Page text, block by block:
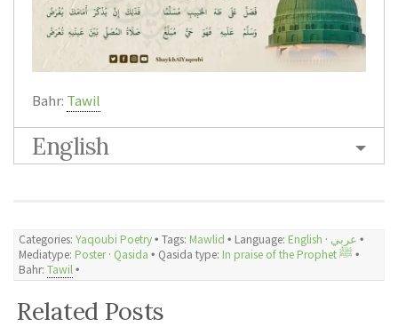
Bahr: Tawil
English
Categories: Yaqoubi Poetry🞄 Tags: Mawlid 🞄 Language: English · عربي 🞄
Mediatype: Poster· Qasida 🞄 Qasida type: In praise of the Prophet ﷺ🞄
Bahr: Tawil🞄
Related Posts